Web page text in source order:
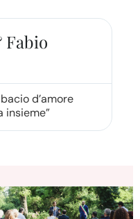
Fabio
d’amore
insieme”